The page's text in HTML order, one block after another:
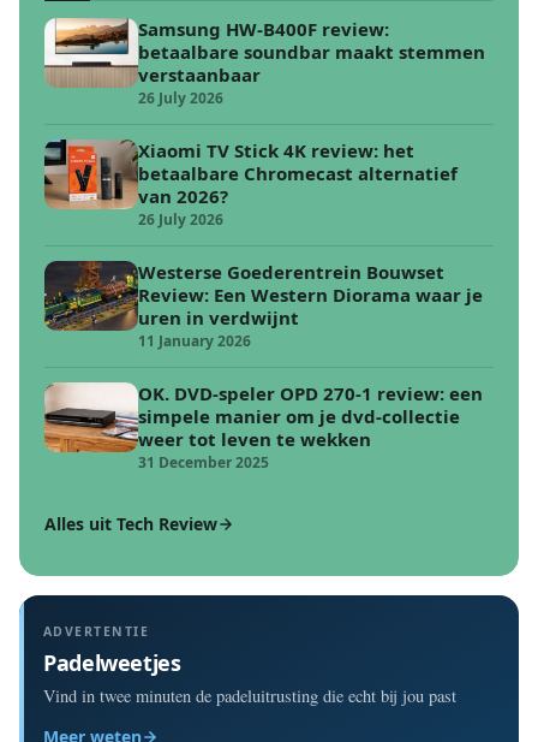
Samsung HW-B400F review:
betaalbare soundbar maakt stemmen
verstaanbaar
26 July 2026
Xiaomi TV Stick 4K review: het
betaalbare Chromecast alternatief
van 2026?
26 July 2026
Westerse Goederentrein Bouwset
Review: Een Western Diorama waar je
uren in verdwijnt
11 January 2026
OK. DVD-speler OPD 270-1 review: een
simpele manier om je dvd-collectie
weer tot leven te wekken
31 December 2025
Alles uit Tech Review
ADVERTENTIE
Padelweetjes
Vind in twee minuten de padeluitrusting die echt bij jou past
Meer weten